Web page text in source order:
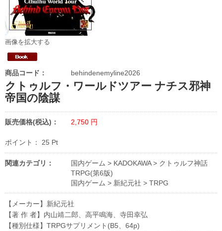
画像を拡大する
商品コード： behindenemyline2026
クトゥルフ・ワールドツアー ナチス邪神
帝国の陰謀
販売価格(税込)： 2,750 円
ポイント： 25 Pt
関連カテゴリ： 国内ゲーム > KADOKAWA> クトゥルフ神話
TRPG(第6版)
国内ゲーム > 新紀元社 > TRPG
【メーカー】新紀元社
【著 作 者】内山靖二郎、高平鳴海、寺田幸弘
【種別仕様】TRPGサプリメント(B5、64p)